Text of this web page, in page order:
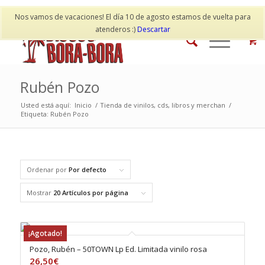
Nos vamos de vacaciones! El día 10 de agosto estamos de vuelta para
atenderos :)Descartar
Mi cuenta Contacto
Rubén Pozo
Usted está aquí: Inicio / Tienda de vinilos, cds, libros y merchan /
Etiqueta: Rubén Pozo
Ordenar por Por defecto
Mostrar 20 Artículos por página
¡Agotado!
Pozo, Rubén – 50TOWN Lp Ed. Limitada vinilo rosa
26,50€